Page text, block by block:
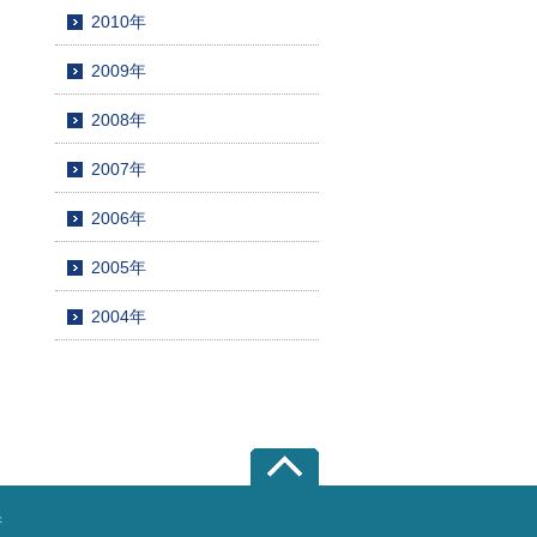
2010年
2009年
2008年
2007年
2006年
2005年
2004年